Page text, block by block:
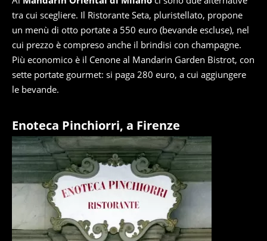
tra cui scegliere. Il Ristorante Seta, pluristellato, propone
un menù di otto portate a 550 euro (bevande escluse), nel
cui prezzo è compreso anche il brindisi con champagne.
Più economico è il Cenone al Mandarin Garden Bistrot, con
sette portate gourmet: si paga 280 euro, a cui aggiungere
le bevande.
Enoteca Pinchiorri, a Firenze